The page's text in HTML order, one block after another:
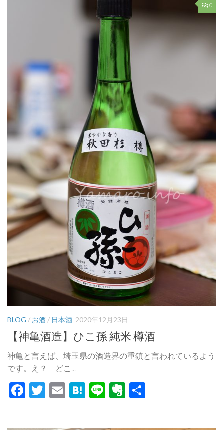
0
BLOG / お酒 / 日本酒 2020年12月23日
【神亀酒造】ひこ孫 純米 樽酒
神亀と言えば、埼玉県の酒造界の重鎮と言われているよう
です。え？ どこ...
Facebook
Twitter
EmailHatena
LineEvernote